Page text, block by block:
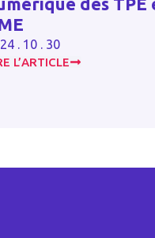
. 06 . 16
L’ARTICLE